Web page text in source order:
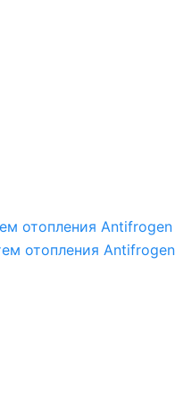
отопления
отопления